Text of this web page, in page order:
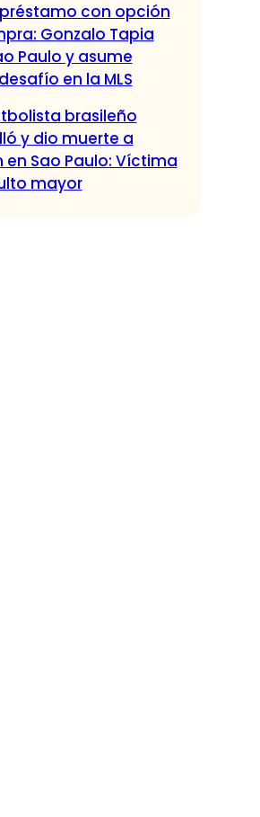
con opción
Gonzalo Tapia
Paulo y asume
en la MLS
brasileño
y dio muerte a
Sao Paulo: Víctima
mayor